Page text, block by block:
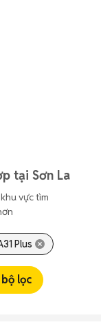
tại Sơn La
vực tìm
Plus
lọc